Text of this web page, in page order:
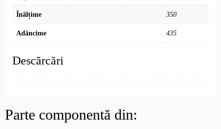
Înălțime 350
Adâncime 435
Descărcări
Parte componentă din: